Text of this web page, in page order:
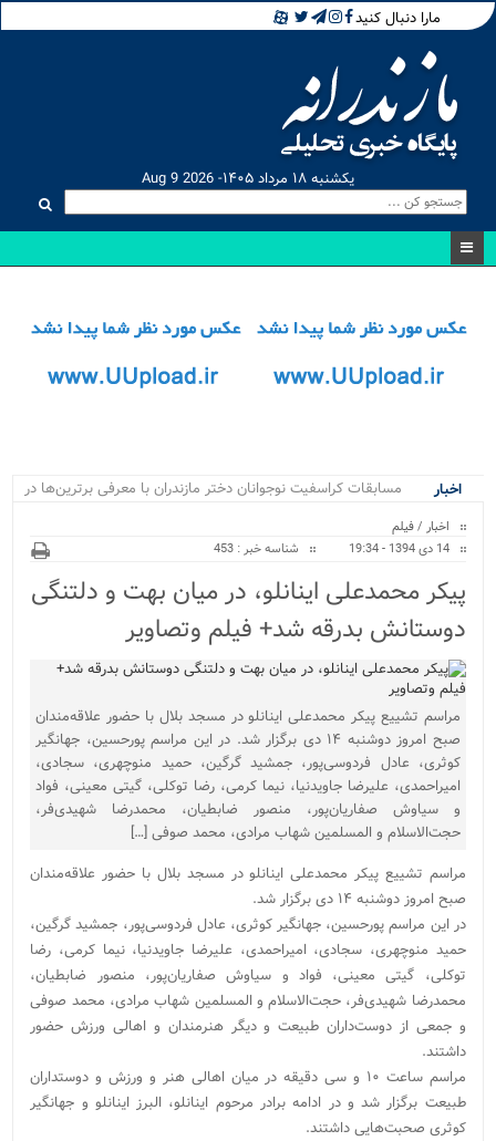
مارا دنبال کنید
یکشنبه ۱۸ مرداد ۱۴۰۵- Aug 9 2026
اخبار
مسابقات کراسفیت نوجوانان دختر مازندران با معرفی برترین‌ها در
اخبار /فیلم
14 دی 1394 - 19:34
شناسه خبر : 453
پیکر محمدعلی اینانلو، در میان بهت و دلتنگی
دوستانش بدرقه شد+ فیلم وتصاویر
مراسم تشییع پیکر محمدعلی اینانلو در مسجد بلال با حضور علاقه‌مندان
صبح امروز دوشنبه ۱۴ دی برگزار شد. در این مراسم پورحسین، جهانگیر
کوثری، عادل فردوسی‌پور، جمشید گرگین، حمید منوچهری، سجادی،
امیراحمدی، علیرضا جاوید‌نیا، نیما کرمی، رضا توکلی، گیتی معینی، فواد
و سیاوش صفاریان‌پور،‌ منصور ضابطیان، محمدرضا شهیدی‌فر،
حجت‌الاسلام و المسلمین شهاب مرادی،‌ محمد صوفی […]
مراسم تشییع پیکر محمدعلی اینانلو در مسجد بلال با حضور علاقه‌مندان
صبح امروز دوشنبه ۱۴ دی برگزار شد.
در این مراسم پورحسین، جهانگیر کوثری، عادل فردوسی‌پور، جمشید گرگین،
حمید منوچهری، سجادی، امیراحمدی، علیرضا جاوید‌نیا، نیما کرمی، رضا
توکلی، گیتی معینی، فواد و سیاوش صفاریان‌پور،‌ منصور ضابطیان،
محمدرضا شهیدی‌فر، حجت‌الاسلام و المسلمین شهاب مرادی،‌ محمد صوفی
و جمعی از دوست‌داران طبیعت و دیگر هنرمندان و اهالی ورزش حضور
داشتند.
مراسم ساعت ۱۰ و سی دقیقه در میان اهالی هنر و ورزش و دوستداران
طبیعت برگزار شد و در ادامه برادر مرحوم اینانلو‌، البرز اینانلو و جهانگیر
کوثری صحبت‌هایی داشتند.